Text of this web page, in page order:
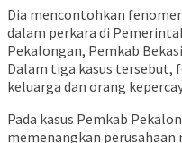
Dia mencontohkan
dalam perkara di
Pekalongan, Pemkab
Dalam tiga kasus tersebut,
keluarga dan orang
Pada kasus Pemkab
memenangkan